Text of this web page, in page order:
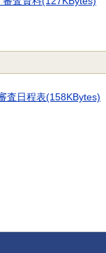
査日程表(158KBytes)